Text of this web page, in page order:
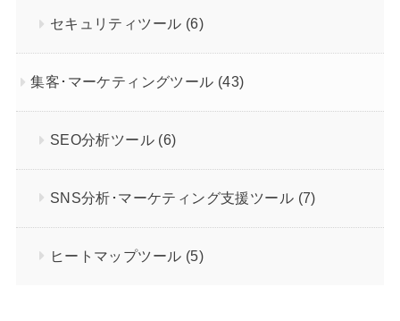
セキュリティツール (6)
集客･マーケティングツール (43)
SEO分析ツール (6)
SNS分析･マーケティング支援ツール (7)
ヒートマップツール (5)